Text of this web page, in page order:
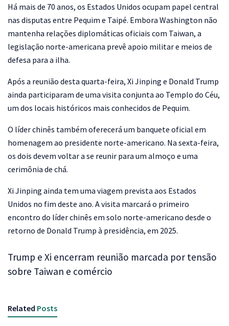
Há mais de 70 anos, os Estados Unidos ocupam papel central
nas disputas entre Pequim e Taipé. Embora Washington não
mantenha relações diplomáticas oficiais com Taiwan, a
legislação norte-americana prevê apoio militar e meios de
defesa para a ilha.
Após a reunião desta quarta-feira, Xi Jinping e Donald Trump
ainda participaram de uma visita conjunta ao Templo do Céu,
um dos locais históricos mais conhecidos de Pequim.
O líder chinês também oferecerá um banquete oficial em
homenagem ao presidente norte-americano. Na sexta-feira,
os dois devem voltar a se reunir para um almoço e uma
cerimônia de chá.
Xi Jinping ainda tem uma viagem prevista aos Estados
Unidos no fim deste ano. A visita marcará o primeiro
encontro do líder chinês em solo norte-americano desde o
retorno de Donald Trump à presidência, em 2025.
Trump e Xi encerram reunião marcada por tensão
sobre Taiwan e comércio
Related Posts